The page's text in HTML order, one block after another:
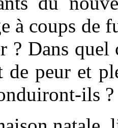
à coups de
? Dans quel
peur et
ils ?